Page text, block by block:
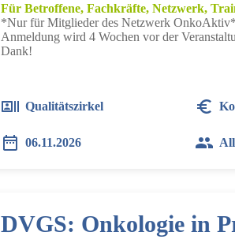
Für Betroffene, Fachkräfte, Netzwerk,
*Nur für Mitglieder des Netzwerk
Anmeldung wird 4 Wochen vor der
Dank!
Qualitätszirkel
06.11.2026
DVGS: Onkologie in